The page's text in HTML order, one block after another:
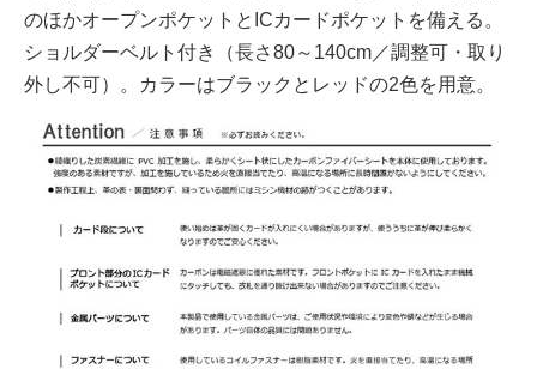
のほかオープンポケットとICカードポケットを備える。
ショルダーベルト付き（長さ80～140cm／調整可・取り
外し不可）。カラーはブラックとレッドの2色を用意。